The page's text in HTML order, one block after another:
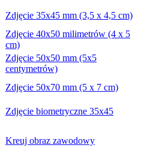
Zdjęcie 35x45 mm (3,5 x 4,5 cm)
Zdjęcie 40x50 milimetrów (4 x 5
cm)
Zdjęcie 50x50 mm (5x5
centymetrów)
Zdjęcie 50x70 mm (5 x 7 cm)
Zdjęcie biometryczne 35x45
Kreuj obraz zawodowy